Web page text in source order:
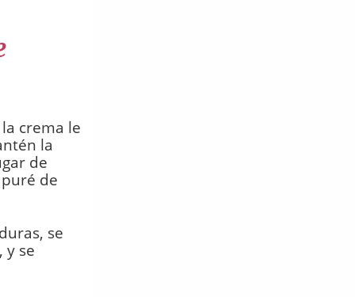
crema le
la
de
de
se
y se